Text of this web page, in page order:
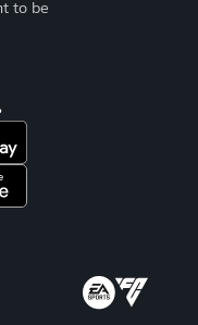
to be